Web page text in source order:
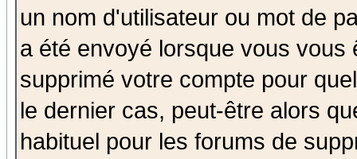
un nom d'utilisateur ou mot de
a été envoyé lorsque vous
supprimé votre compte pour
le dernier cas, peut-être alors
habituel pour les forums de